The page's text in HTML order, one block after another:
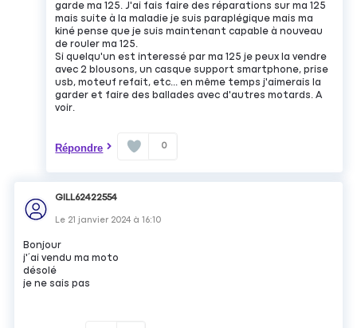
garde ma 125. J'ai fais faire des réparations sur ma 125
mais suite à la maladie je suis paraplégique mais ma
kiné pense que je suis maintenant capable à nouveau
de rouler ma 125.
Si quelqu'un est interessé par ma 125 je peux la vendre
avec 2 blousons, un casque support smartphone, prise
usb, moteuf refait, etc... en même temps j'aimerais la
garder et faire des ballades avec d'autres motards. A
voir.
Répondre 0
GILL62422554
Le 21 janvier 2024 à16:10
Bonjour
j'´ai vendu ma moto
désolé
je ne sais pas